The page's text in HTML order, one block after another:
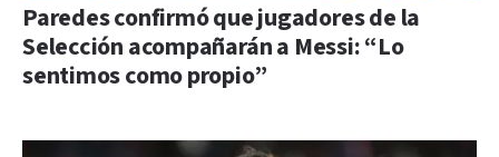
Paredes confirmó que jugadores de la
Selección acompañarán a Messi: “Lo
sentimos como propio”